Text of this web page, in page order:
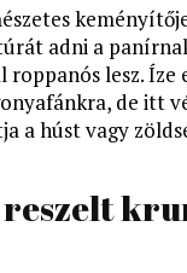
adni a
lesz. Íze
de itt
a húst vagy